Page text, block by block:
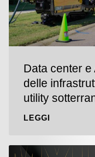
Data center e
delle
utility
LEGGI